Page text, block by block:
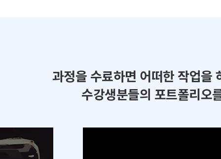
과정을 수료하면 어떠한 작업을
수강생분들의 포트폴리오